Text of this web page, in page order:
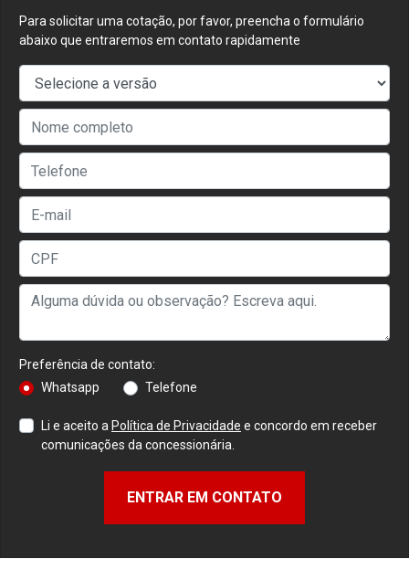
Para solicitar uma cotação, por favor, preencha o formulário
abaixo que entraremos em contato rapidamente
Preferência de contato:
Whatsapp
Telefone
Li e aceito a Política de Privacidade e concordo em receber
comunicações da concessionária.
ENTRAR EM CONTATO